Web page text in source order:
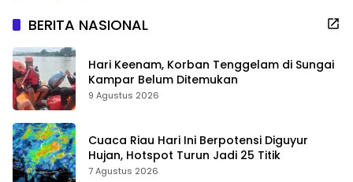
BERITA NASIONAL
Hari Keenam, Korban Tenggelam di Sungai
Kampar Belum Ditemukan
9 Agustus 2026
Cuaca Riau Hari Ini Berpotensi Diguyur
Hujan, Hotspot Turun Jadi 25 Titik
7 Agustus 2026